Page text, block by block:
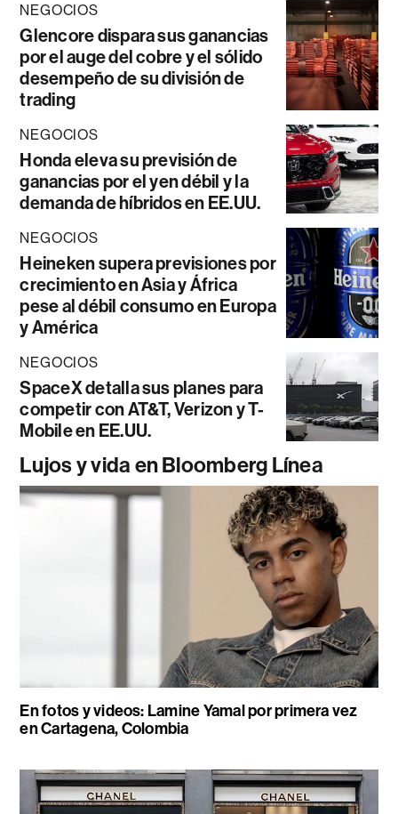
NEGOCIOS
Glencore dispara sus ganancias
por el auge del cobre y el sólido
desempeño de su división de
trading
NEGOCIOS
Honda eleva su previsión de
ganancias por el yen débil y la
demanda de híbridos en EE.UU.
NEGOCIOS
Heineken supera previsiones por
crecimiento en Asia y África
pese al débil consumo en Europa
y América
NEGOCIOS
SpaceX detalla sus planes para
competir con AT&T, Verizon y T-
Mobile en EE.UU.
Lujos y vida en Bloomberg Línea
En fotos y videos: Lamine Yamal por primera vez
en Cartagena, Colombia